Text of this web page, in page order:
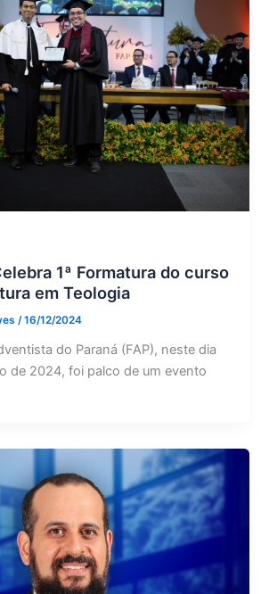
1ª Formatura do curso
em Teologia
/16/12/2024
do Paraná (FAP), neste dia
de 2024, foi palco de um evento